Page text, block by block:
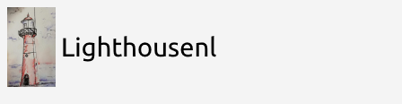
Naar
de
inhoud
springen